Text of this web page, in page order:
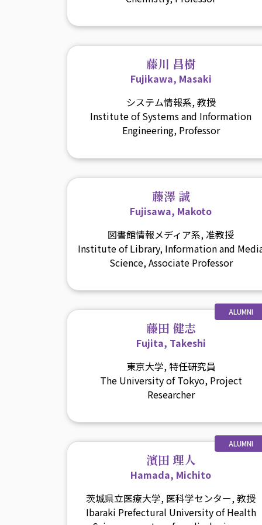
藤川 昌樹
Fujikawa, Masaki
システム情報系, 教授
Institute of Systems and Information
Engineering, Professor
藤澤 誠
Fujisawa, Makoto
図書館情報メディア系, 准教授
Institute of Library, Information and
Science, Associate Professor
ALUMNI
藤田 健志
Fujita, Takeshi
東京大学, 特任研究員
The University of Tokyo, Project
Researcher
ALUMNI
濱田 理人
Hamada, Michito
茨城県立医療大学, 医科学センター, 教授
Ibaraki Prefectural University of Health